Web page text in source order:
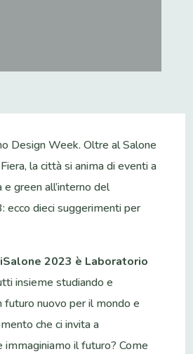
Design Week. Oltre al Salone
la città si anima di eventi a
green all’interno del
ecco dieci suggerimenti per
2023 è Laboratorio
insieme studiando e
futuro nuovo per il mondo e
che ci invita a
immaginiamo il futuro? Come